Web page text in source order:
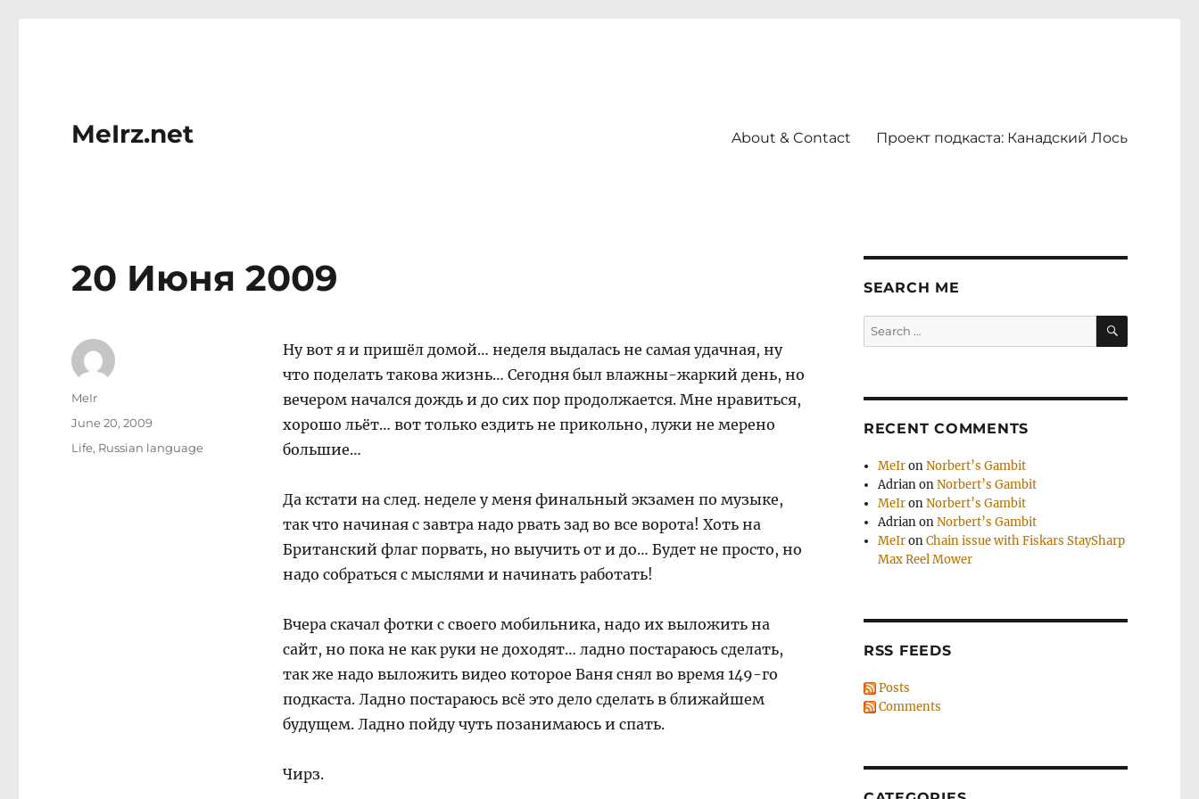
MeIrz.net About & Contact Проект подкаста: Канадский Лось
20 Июня 2009
Ну вот я и пришёл домой… неделя выдалась не самая удачная, ну
что поделать такова жизнь… Сегодня был влажны-жаркий день, но
вечером начался дождь и до сих пор продолжается. Мне нравиться,
хорошо льёт… вот только ездить не прикольно, лужи не мерено
большие…
Да кстати на след. неделе у меня финальный экзамен по музыке,
так что начиная с завтра надо рвать зад во все ворота! Хоть на
Британский флаг порвать, но выучить от и до… Будет не просто, но
надо собраться с мыслями и начинать работать!
Вчера скачал фотки с своего мобильника, надо их выложить на
сайт, но пока не как руки не доходят… ладно постараюсь сделать,
так же надо выложить видео которое Ваня снял во время 149-го
подкаста. Ладно постараюсь всё это дело сделать в ближайшем
будущем. Ладно пойду чуть позанимаюсь и спать.
Чирз.
Author
MeIr
Posted
on
June 20, 2009
Categories
Life, Russian language
SEARCH ME
Search
for:
SEARCH
RECENT COMMENTS
MeIronNorbert’s Gambit
AdrianonNorbert’s Gambit
MeIronNorbert’s Gambit
AdrianonNorbert’s Gambit
MeIronChain issue with Fiskars StaySharp
Max Reel Mower
RSS FEEDS
Posts
Comments